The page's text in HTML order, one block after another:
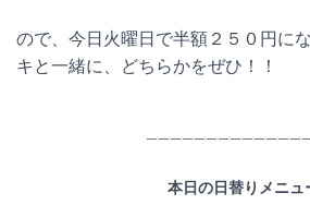
ので、今日火曜日で半額２５０円に
キと一緒に、どちらかをぜひ！！
本日の日替りメニュ